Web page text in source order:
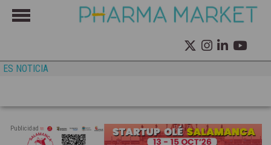
ES NOTICIA
Publicidad